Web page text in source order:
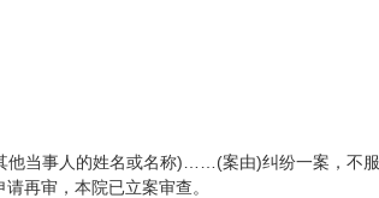
当事人的姓名或名称)……(案由)纠纷一案，不
再审，本院已立案审查。